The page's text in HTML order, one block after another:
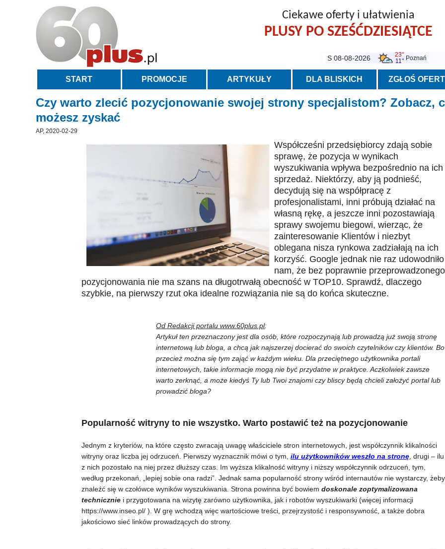
Ciekawe oferty i ułatwienia
PLUSY PO SZEŚĆDZIESIĄTCE
S 08-08-2026
23°
11° Poznań
START PROMOCJE ARTYKUŁY DLA BLISKICH ZGŁOŚ
Czy warto zlecić pozycjonowanie swojej strony specjalistom? Zobacz,
możesz zyskać
AP, 2020-02-29
Współcześni przedsiębiorcy zdają sobie
sprawę, że pozycja w wynikach
wyszukiwania wpływa bezpośrednio na ich
sprzedaż. Niektórzy, aby ją podnieść,
decydują się na współpracę z
profesjonalistami, inni próbują działać na
własną rękę, a jeszcze inni pozostawiają
sprawy swojemu biegowi, wierząc, że
zainteresowanie Klientów i niezbyt
oblegana nisza rynkowa zadziałają na ich
korzyść. Google jednak nie raz udowodniło
nam, że bez poprawnie przeprowadzonego
pozycjonowania nie ma szans na długotrwałą obecność w TOP10. Sprawdź, dlaczego
szybkie, na pierwszy rzut oka idealne rozwiązania nie są do końca skuteczne.
Od Redakcji portalu www.60plus.pl:
Artykuł ten przeznaczony jest dla osób, które rozpoczynają lub prowadzą już swoją stronę
internetową lub bloga, a chcą jak najszerzej docierać do swoich czytelników czy klientów. Bo
przecież można się tym zająć w każdym wieku. Dla przeciętnego użytkownika portali
internetowych, takie informacje mogą nie być przydatne w praktyce. Aczkolwiek zawsze
warto zerknąć, a może kiedyś Ty lub Twoi znajomi czy bliscy będą chcieli założyć portal lub
prowadzić bloga?
Popularność witryny to nie wszystko. Warto postawić też na pozycjonowanie
Jednym z kryteriów, na które często zwracają uwagę właściciele stron internetowych, jest współczynnik klikalności
witryny oraz liczba jej odrzuceń. Pierwszy wyznacznik mówi o tym, ilu użytkowników weszło na stronę , drugi – ilu
z nich pozostało na niej przez dłuższy czas. Im wyższa klikalność witryny i niższy współczynnik odrzuceń, tym,
według przekonań, „lepiej sobie ona radzi”. Jednak sama popularność strony wśród internautów nie wystarczy, żeby
znaleźć się w czołówce wyników wyszukiwania. Strona powinna być bowiem doskonale zoptymalizowana
technicznie i przygotowana na wizytę zarówno użytkownika, jak i robotów wyszukiwarki (więcej informacji
https://www.inseo.pl/ ). W grę wchodzą więc wartościowe treści, przejrzystość i responsywność, a także dobra
jakościowo sieć linków prowadzących do strony.